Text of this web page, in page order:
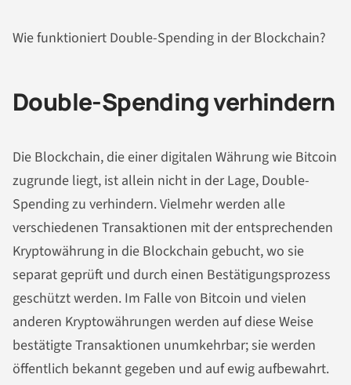
Wie funktioniert Double-Spending in der Blockchain?
Double-Spending verhindern
Die Blockchain, die einer digitalen Währung wie Bitcoin
zugrunde liegt, ist allein nicht in der Lage, Double-
Spending zu verhindern. Vielmehr werden alle
verschiedenen Transaktionen mit der entsprechenden
Kryptowährung in die Blockchain gebucht, wo sie
separat geprüft und durch einen Bestätigungsprozess
geschützt werden. Im Falle von Bitcoin und vielen
anderen Kryptowährungen werden auf diese Weise
bestätigte Transaktionen unumkehrbar; sie werden
öffentlich bekannt gegeben und auf ewig aufbewahrt.